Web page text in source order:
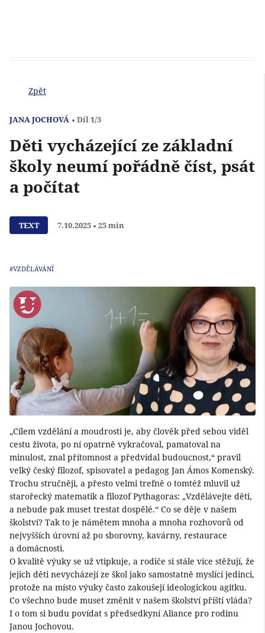
Zpět
JANA JOCHOVÁ Díl 1/3
Děti vycházející ze základní
školy neumí pořádně číst, psát
a počítat
TEXT 7.10.2025 25 min
#VZDĚLÁVÁNÍ
„Cílem vzdělání a moudrosti je, aby člověk před sebou viděl
cestu života, po ní opatrně vykračoval, pamatoval na
minulost, znal přítomnost a předvídal budoucnost,“ pravil
velký český filozof, spisovatel a pedagog Jan Ámos Komenský.
Trochu stručněji, a přesto velmi trefně o tomtéž mluvil už
starořecký matematik a filozof Pythagoras: „Vzdělávejte děti,
a nebude pak muset trestat dospělé.“ Co se děje v našem
školství? Tak to je námětem mnoha a mnoha rozhovorů od
nejvyšších úrovní až po sborovny, kavárny, restaurace
a domácnosti.
O kvalitě výuky se už vtipkuje, a rodiče si stále více stěžují, že
jejich děti nevycházejí ze škol jako samostatně myslící jedinci,
protože na místo výuky často zakoušejí ideologickou agitku.
Co všechno bude muset změnit v našem školství příští vláda?
I o tom si budu povídat s předsedkyní Aliance pro rodinu
Janou Jochovou.